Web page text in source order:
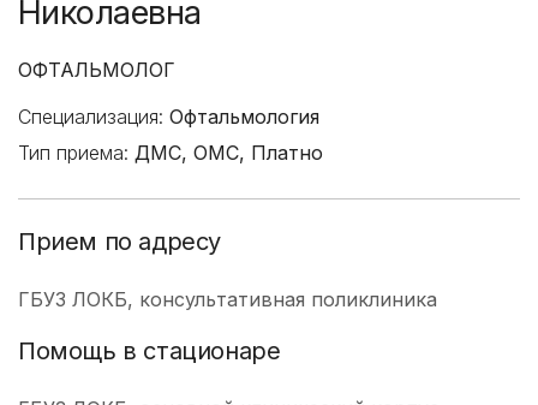
Николаевна
ОФТАЛЬМОЛОГ
Специализация: Офтальмология
Тип приема: ДМС, ОМС, Платно
Прием по адресу
ГБУЗ ЛОКБ, консультативная поликлиника
Помощь в стационаре